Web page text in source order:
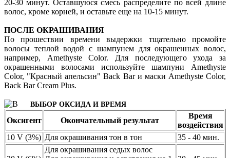
20-30 минут. Оставшуюся смесь распределите по всей длине
волос, кроме корней, и оставьте еще на 10-15 минут.
ПОСЛЕ ОКРАШИВАНИЯ
По прошествии времени выдержки тщательно промойте
волосы теплой водой с шампунем для окрашенных волос,
например, Amethyste Color. Для последующего ухода за
окрашенными волосами используйте шампуни Amethyste
Color, "Красный апельсин" Back Bar и маски Amethyste Color,
Back Bar Cream Plus.
ВЫБОР ОКСИДА И ВРЕМЯ
Оксигент Окончательный результат
Время
воздействия
10 V (3%) Для окрашивания тон в тон 35 - 40 мин.
Для окрашивания седых волос